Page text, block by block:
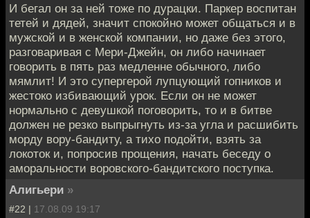
И бегал он за ней тоже по дурацки. Паркер воспитан
тетей и дядей, значит спокойно может общаться и в
мужской и в женской компании, но даже без этого,
разговаривая с Мери-Джейн, он либо начинает
говорить в пять раз медленне обычного, либо
мямлит! И это супергерой лупцующий гопников и
жестоко избивающий урок. Если он не может
нормально с девушкой поговорить, то и в битве
должен не резко выпрыгнуть из-за угла и расшибить
морду вору-бандиту, а тихо подойти, взять за
локоток и, попросив прощения, начать беседу о
аморальности воровского-бандитского поступка.
Алигьери »
#22 | 17.08.09 19:17